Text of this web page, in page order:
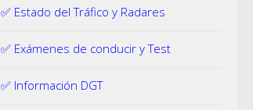
✅ Estado del Tráfico y Radares
✅ Exámenes de conducir y Test
✅ Información DGT